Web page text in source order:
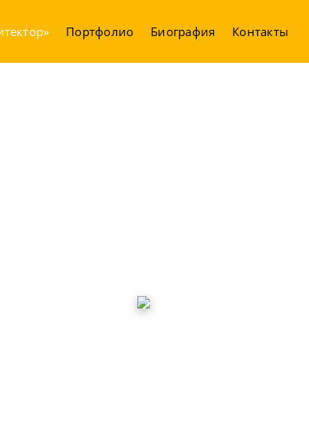
Портфолио Биография Контакты